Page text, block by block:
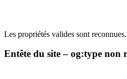
Les propriétés valides sont
Entête du site – og:type non